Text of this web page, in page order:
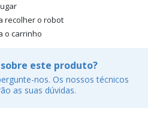
recolher o robot
o carrinho
este produto?
nos. Os nossos técnicos
as suas dúvidas.